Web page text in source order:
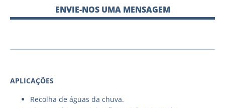
ENVIE-NOS UMA MENSAGEM
APLICAÇÕES
Recolha de águas da chuva.